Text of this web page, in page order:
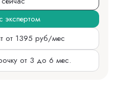
экспертом
от 1395 руб/мес
от 3 до 6 мес.